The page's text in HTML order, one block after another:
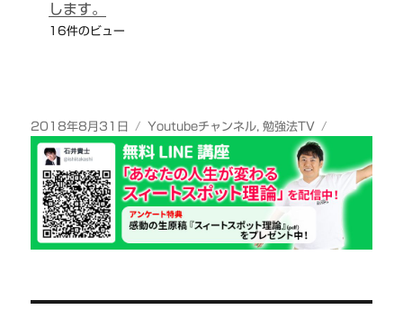
します。
16件のビュー
投
稿
2018年8月31日
カ
テ
ゴ
リ
ー
Youtubeチャンネル,勉強法TV